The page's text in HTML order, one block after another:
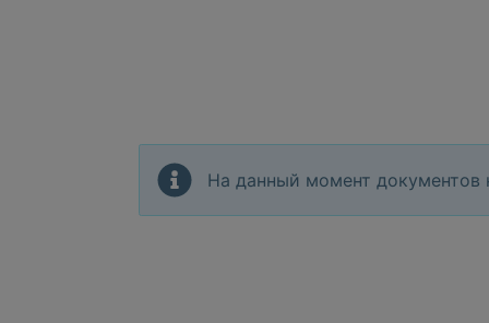
На данный момент документов